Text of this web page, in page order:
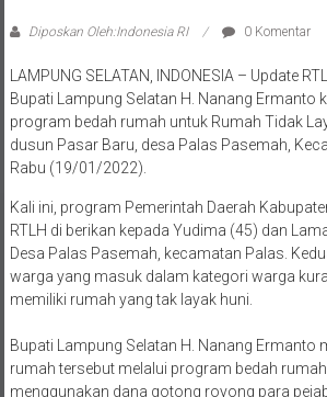
Diposkan Oleh:Indonesia RI 0 Komentar
LAMPUNG SELATAN, INDONESIA – Update
Bupati Lampung Selatan H. Nanang Ermanto
program bedah rumah untuk Rumah Tidak
dusun Pasar Baru, desa Palas Pasemah,
Rabu (19/01/2022).
Kali ini, program Pemerintah Daerah
RTLH di berikan kepada Yudima (45) dan
Desa Palas Pasemah, kecamatan Palas.
warga yang masuk dalam kategori warga
memiliki rumah yang tak layak huni.
Bupati Lampung Selatan H. Nanang Ermanto
rumah tersebut melalui program bedah
menggunakan dana gotong royong para